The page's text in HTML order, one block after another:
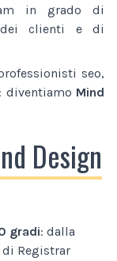
in grado di
dei clienti e di
seo,
diventiamo Mind
Design
gradi: dalla
Registrar